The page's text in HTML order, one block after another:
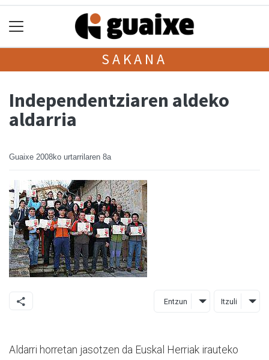
SAKANA
Independentziaren aldeko
aldarria
Guaixe 2008ko urtarrilaren 8a
Entzun Itzuli
Aldarri horretan jasotzen da Euskal Herriak irauteko